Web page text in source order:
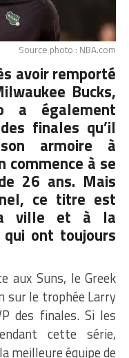
Source photo : NBA.com
avoir remporté
Bucks,
a également
finales qu’il
armoire à
commence à se
26 ans. Mais
ce titre est
ville et à la
ont toujours
aux Suns, le Greek
sur le trophée Larry
des finales. Si les
cette série,
meilleure équipe de